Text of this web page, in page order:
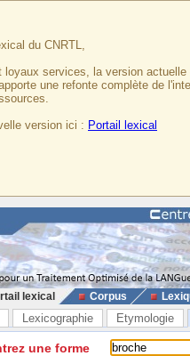
du CNRTL,
services, la version
une refonte complète de
version ici : Portail lexical
lexical Corpus
Lexicographie Etymologie
une forme